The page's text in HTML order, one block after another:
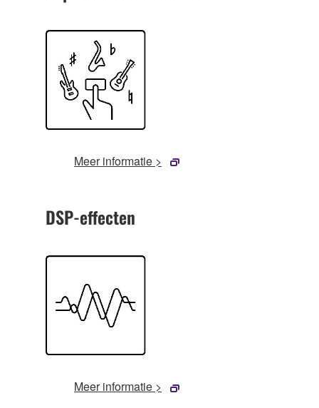
Meer informatie >
DSP-effecten
Meer informatie >